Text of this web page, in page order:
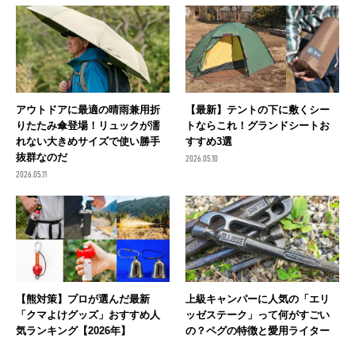
アウトドアに最適の晴雨兼用折
りたたみ傘登場！リュックが濡
れない大きめサイズで使い勝手
抜群なのだ
2026.05.11
【最新】テントの下に敷くシー
トならこれ！グランドシートお
すすめ3選
2026.05.10
【熊対策】プロが選んだ最新
「クマよけグッズ」おすすめ人
気ランキング【2026年】
上級キャンパーに人気の「エリ
ッゼステーク」って何がすごい
の？ペグの特徴と愛用ライター